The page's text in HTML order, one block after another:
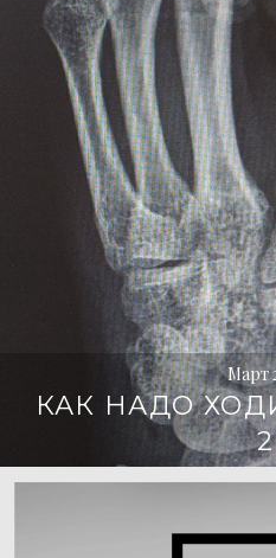
Март
КАК НАДО
2